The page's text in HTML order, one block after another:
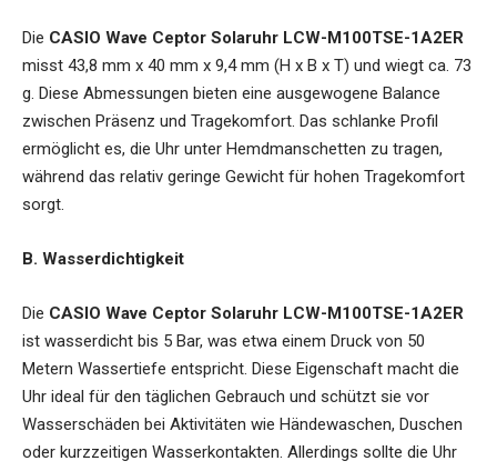
Die CASIO Wave Ceptor Solaruhr LCW-M100TSE-1A2ER
misst 43,8 mm x 40 mm x 9,4 mm (H x B x T) und wiegt ca. 73
g. Diese Abmessungen bieten eine ausgewogene Balance
zwischen Präsenz und Tragekomfort. Das schlanke Profil
ermöglicht es, die Uhr unter Hemdmanschetten zu tragen,
während das relativ geringe Gewicht für hohen Tragekomfort
sorgt.
B. Wasserdichtigkeit
Die CASIO Wave Ceptor Solaruhr LCW-M100TSE-1A2ER
ist wasserdicht bis 5 Bar, was etwa einem Druck von 50
Metern Wassertiefe entspricht. Diese Eigenschaft macht die
Uhr ideal für den täglichen Gebrauch und schützt sie vor
Wasserschäden bei Aktivitäten wie Händewaschen, Duschen
oder kurzzeitigen Wasserkontakten. Allerdings sollte die Uhr